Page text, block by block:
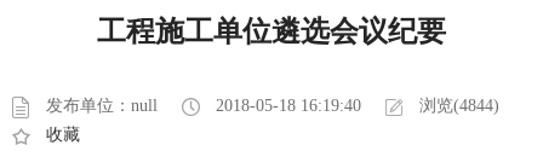
工程施工单位遴选会议纪要
发布单位：null 2018-05-18 16:19:40
浏览(4844)
收藏